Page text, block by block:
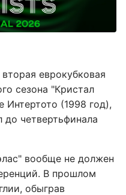
еврокубковая
сезона "Кристал
Интертото (1998 год),
четвертьфинала
вообще не должен
В прошлом
обыграв